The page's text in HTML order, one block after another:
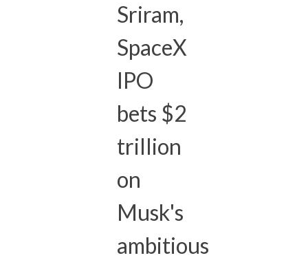
Sriram,
SpaceX
IPO
bets $2
trillion
on
Musk's
ambitious